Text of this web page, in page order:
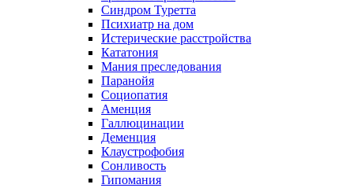
Синдром Туретта
Психиатр на дом
Истерические расстройства
Кататония
Мания преследования
Паранойя
Социопатия
Аменция
Галлюцинации
Деменция
Клаустрофобия
Сонливость
Гипомания